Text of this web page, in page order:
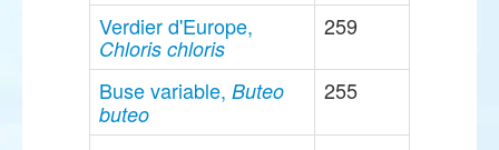
Verdier d'Europe,
Chloris chloris
259
Buse variable, Buteo
buteo
255